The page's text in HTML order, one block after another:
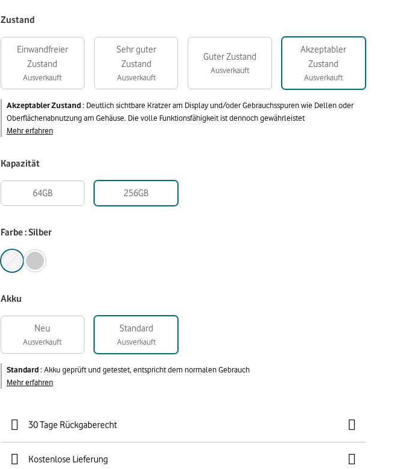
Zustand
Einwandfreier
Zustand
Ausverkauft
Sehr guter
Zustand
Ausverkauft
Guter Zustand
Ausverkauft
Akzeptabler
Zustand
Ausverkauft
Akzeptabler Zustand: Deutlich sichtbare Kratzer am Display und/oder Gebrauchsspuren wie Dellen oder
Oberflächenabnutzung am Gehäuse. Die volle Funktionsfähigkeit ist dennoch gewährleistet
Mehr erfahren
Kapazität
64GB 256GB
Farbe : Silber
Akku
Neu
Ausverkauft
Standard
Ausverkauft
Standard: Akku geprüft und getestet, entspricht dem normalen Gebrauch
Mehr erfahren
30 Tage Rückgaberecht
Kostenlose Lieferung